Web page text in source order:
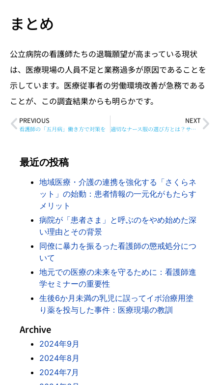
まとめ
公立病院の看護師たちの退職願望が高まっている現状
は、医療現場の人員不足と業務過多が原因であることを
示しています。医療従事者の労働環境改善が急務である
ことが、この調査結果からも明らかです。
PREVIOUS
看護師の「五月病」働き方で対策を
NEXT
適切なナース服の選び方とは？サイズに注意して失敗しないようにしよう
最近の投稿
地域医療・介護の連携を強化する「さくらネ
ット」の始動：患者情報の一元化がもたらす
メリット
病院が「患者さま」と呼ぶのをやめ始めた深
い理由とその背景
同僚に暴力を振るった看護師の懲戒処分につ
いて
地元での医療の未来を守るために：看護師進
学セミナーの重要性
生後6か月未満の乳児に誤ってイボ治療用塗
り薬を投与した事件：医療現場の教訓
Archive
2024年9月
2024年8月
2024年7月